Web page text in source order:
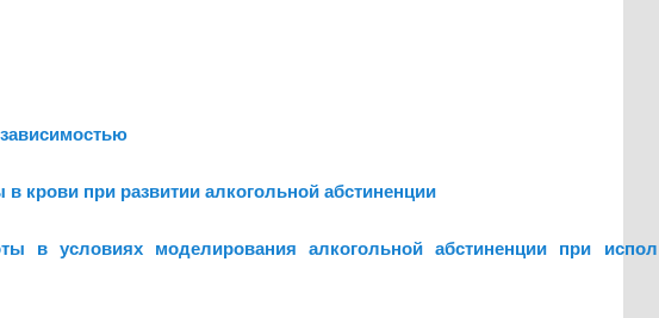
при развитии алкогольной абстиненции
условиях моделирования алкогольной абстиненции при